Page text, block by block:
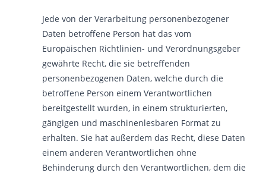
Jede von der Verarbeitung personenbezogener
Daten betroffene Person hat das vom
Europäischen Richtlinien- und Verordnungsgeber
gewährte Recht, die sie betreffenden
personenbezogenen Daten, welche durch die
betroffene Person einem Verantwortlichen
bereitgestellt wurden, in einem strukturierten,
gängigen und maschinenlesbaren Format zu
erhalten. Sie hat außerdem das Recht, diese Daten
einem anderen Verantwortlichen ohne
Behinderung durch den Verantwortlichen, dem die